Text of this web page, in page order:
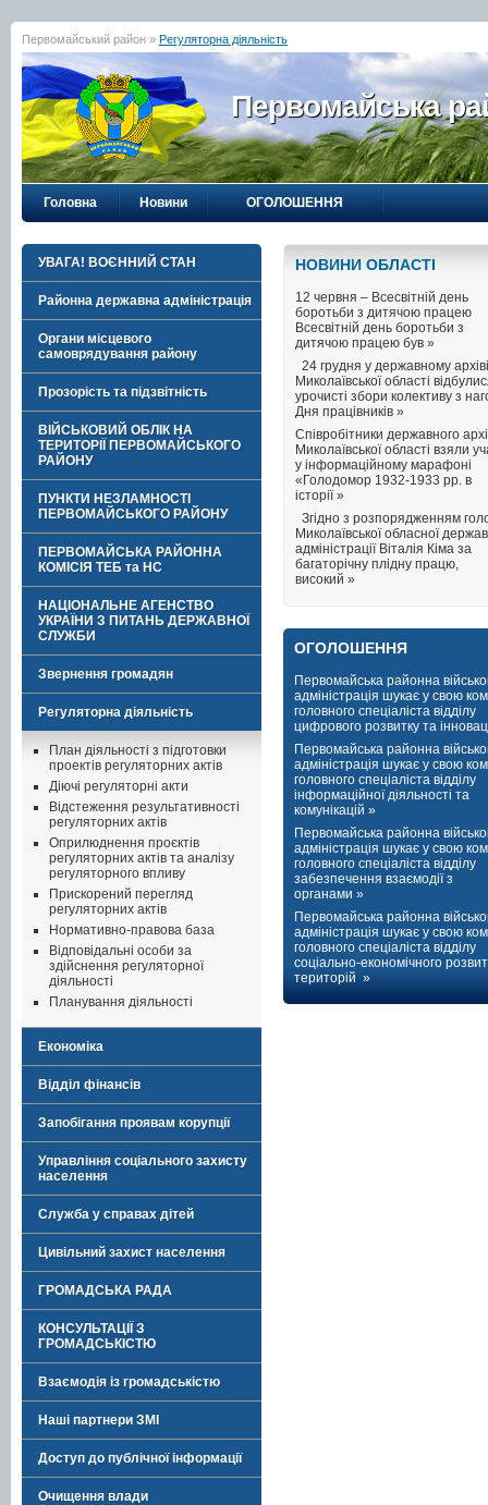
Первомайський район » Регуляторна діяльність
Первомайська
Головна Новини ОГОЛОШЕННЯ
УВАГА! ВОЄННИЙ СТАН
Районна державна адміністрація
Органи місцевого
самоврядування району
Прозорість та підзвітність
ВІЙСЬКОВИЙ ОБЛІК НА
ТЕРИТОРІЇ ПЕРВОМАЙСЬКОГО
РАЙОНУ
ПУНКТИ НЕЗЛАМНОСТІ
ПЕРВОМАЙСЬКОГО РАЙОНУ
ПЕРВОМАЙСЬКА РАЙОННА
КОМІСІЯ ТЕБ та НС
НАЦІОНАЛЬНЕ АГЕНСТВО
УКРАЇНИ З ПИТАНЬ ДЕРЖАВНОЇ
СЛУЖБИ
Звернення громадян
Регуляторна діяльність
План діяльності з підготовки
проектів регуляторних актів
Діючі регуляторні акти
Відстеження результативності
регуляторних актів
Оприлюднення проєктів
регуляторних актів та аналізу
регуляторного впливу
Прискорений перегляд
регуляторних актів
Нормативно-правова база
Відповідальні особи за
здійснення регуляторної
діяльності
Планування діяльності
Економіка
Відділ фінансів
Запобігання проявам корупції
Управління соціального захисту
населення
Служба у справах дітей
Цивільний захист населення
ГРОМАДСЬКА РАДА
КОНСУЛЬТАЦІЇ З
ГРОМАДСЬКІСТЮ
Взаємодія із громадськістю
Наші партнери ЗМІ
Доступ до публічної інформації
Очищення влади
НОВИНИ ОБЛАСТI
12 червня – Всесвітній день
боротьби з дитячою працею
Всесвітній день боротьби з
дитячою працею був »
24 грудня у державному архіві
Миколаївської області
урочисті збори колективу з
Дня працівників »
Співробітники державного
Миколаївської області взяли
у інформаційному марафоні
«Голодомор 1932-1933 рр. в
історії »
Згідно з розпорядженням
Миколаївської обласної
адміністрації Віталія Кіма за
багаторічну плідну працю,
високий »
ОГОЛОШЕННЯ
Первомайська районна
адміністрація шукає у свою
головного спеціаліста відділу
цифрового розвитку та
Первомайська районна
адміністрація шукає у свою
головного спеціаліста відділу
інформаційної діяльності та
комунікацій »
Первомайська районна
адміністрація шукає у свою
головного спеціаліста відділу
забезпечення взаємодії з
органами »
Первомайська районна
адміністрація шукає у свою
головного спеціаліста відділу
соціально-економічного
територій »